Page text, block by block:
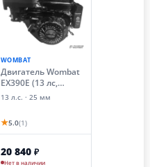
WOMBAT
Двигатель Wombat
EX390E (13 лс,
электростартер, 25
13 л.с. · 25 мм
★5.0(1)
20 840 ₽
Нет в наличии